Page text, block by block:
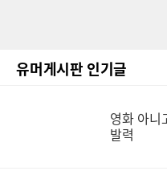
유머게시판 인기글
영화 아니
발력